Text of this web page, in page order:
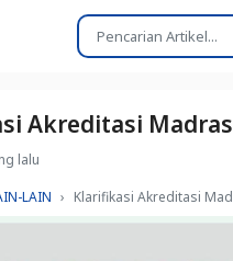
Akreditasi
lalu
LAIN Klarifikasi Akreditasi